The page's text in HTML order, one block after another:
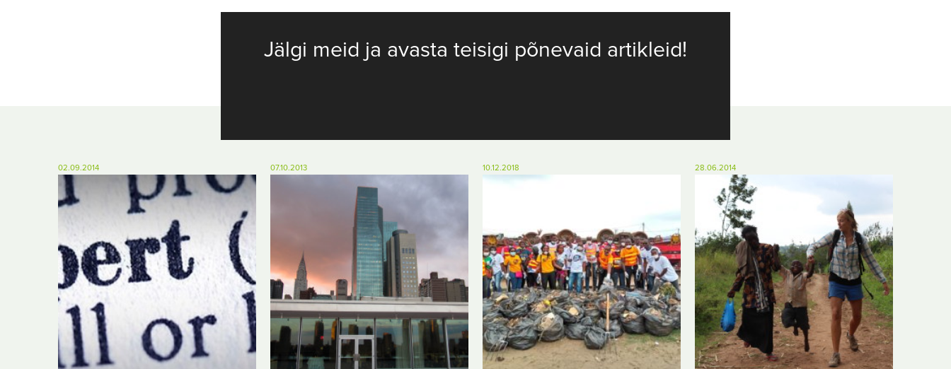
Jälgi meid ja avasta teisigi põnevaid artikleid!
02.09.2014 07.10.2013 10.12.2018 28.06.2014